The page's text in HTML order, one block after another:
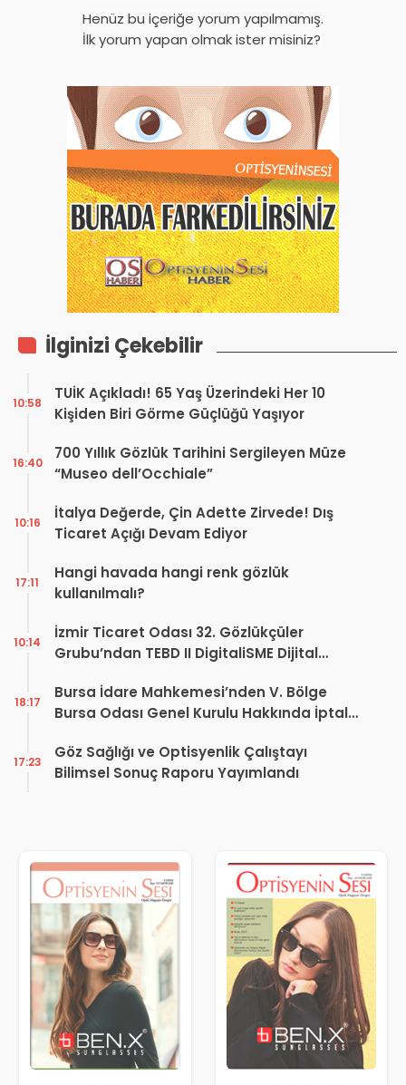
Henüz bu içeriğe yorum yapılmamış.
İlk yorum yapan olmak ister misiniz?
İlginizi Çekebilir
TUİK Açıkladı! 65 Yaş Üzerindeki Her 10
Kişiden Biri Görme Güçlüğü Yaşıyor
10:58
700 Yıllık Gözlük Tarihini Sergileyen Müze
“Museo dell’Occhiale”
16:40
İtalya Değerde, Çin Adette Zirvede! Dış
Ticaret Açığı Devam Ediyor
10:16
Hangi havada hangi renk gözlük
kullanılmalı?
17:11
İzmir Ticaret Odası 32. Gözlükçüler
Grubu’ndan TEBD II DigitaliSME Dijital
10:14
Bursa İdare Mahkemesi’nden V. Bölge
Bursa Odası Genel Kurulu Hakkında İptal
18:17
Göz Sağlığı ve Optisyenlik Çalıştayı
Bilimsel Sonuç Raporu Yayımlandı
17:23